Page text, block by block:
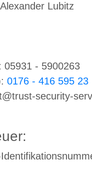
Lubitz
05931 - 5900263
0176 - 416 595 23
security-